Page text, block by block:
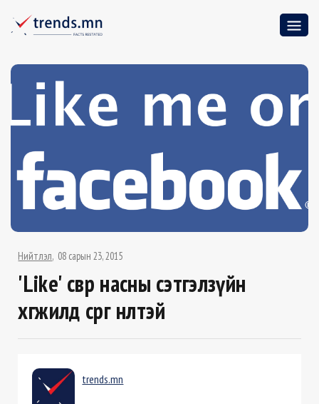
Нийтлэл 08 сарын 23, 2015
'Like' өсвөр насны сэтгэлзүйн
хөгжилд сөрөг нөлөөтэй
trends.mn